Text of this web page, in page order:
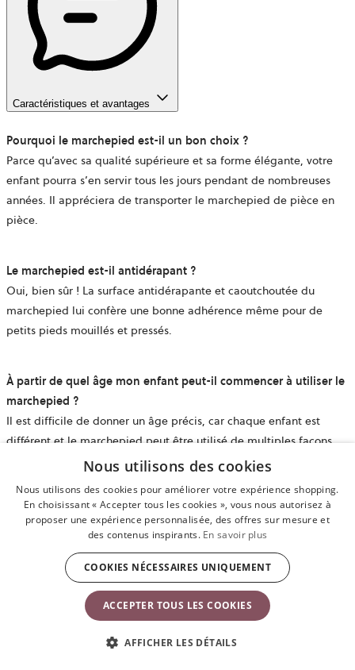
Caractéristiques et avantages
Pourquoi le marchepied est-il un bon choix ?
Parce qu’avec sa qualité supérieure et sa forme élégante, votre
enfant pourra s’en servir tous les jours pendant de nombreuses
années. Il appréciera de transporter le marchepied de pièce en
pièce.
Le marchepied est-il antidérapant ?
Oui, bien sûr ! La surface antidérapante et caoutchoutée du
marchepied lui confère une bonne adhérence même pour de
petits pieds mouillés et pressés.
À partir de quel âge mon enfant peut-il commencer à utiliser le
marchepied ?
Il est difficile de donner un âge précis, car chaque enfant est
différent et le marchepied peut être utilisé de multiples façons.
Pensez toujours à surveiller votre enfant les premières fois qu’il
Le marchepied est-il sûr ?
La sécurité est notre priorité absolue – tous les produits BabyBjörn
sont conformes aux normes relatives à la sécurité des matières
plastiques en Europe et aux États-Unis. Cela signifie que nous
testons régulièrement et rigoureusement les matières plastiques
A (BPA) et de substances nocives pour la santé.
Nous utilisons des cookies
Nous utilisons des cookies pour améliorer votre expérience shopping.
En choisissant « Accepter tous les cookies », vous nous autorisez à
proposer une expérience personnalisée, des offres sur mesure et
des contenus inspirants. En savoir plus
ACCEPTER TOUS LES COOKIES
COOKIES NÉCESSAIRES UNIQUEMENT
AFFICHER LES DÉTAILS